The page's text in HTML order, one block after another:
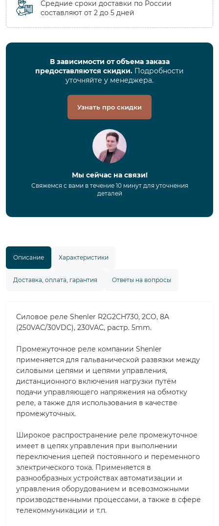
Средние сроки доставки по России
составляют от 2 до 5 дней
В зависимости от объема заказа
предоставляются скидки. Подробности
уточняйте у менеджера.
Узнать про скидки
Мы сейчас на связи!
Свяжемся с вами в течение 10 минут для уточнения
деталей
Описание Характеристики
Доставка, оплата, гарантия Ответы на вопросы
Силовое реле Shenler R2G2CH730, 2CO, 8A
(250VAC/30VDC), 230VAC, растр. 5mm.
Промежуточное реле компании Shenler
применяется для гальванической развязки между
силовыми цепями и цепями управления,
дистанционного включения нагрузки путём
подачи управляющего напряжения на обмотку
реле, а также для использования в качестве
промежуточных.
Широкое распространение реле промежуточное
имеет в цепях управления при выполнении
переключения цепей постоянного и переменного
электрического тока. Применяется в
разнообразных устройствах автоматизации и
управления оборудованием и всевозможными
производственными процессами, а также в сфере
телекоммуникации и т.п.